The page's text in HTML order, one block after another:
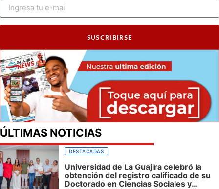
SUSCRIBIRSE
ÚLTIMAS NOTICIAS
DESTACADAS
Universidad de La Guajira celebró la
obtención del registro calificado de su
Doctorado en Ciencias Sociales y